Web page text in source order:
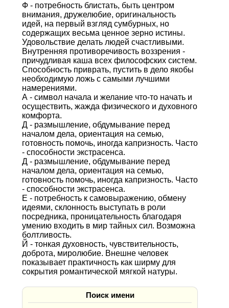
Ф - потребность блистать, быть центром
внимания, дружелюбие, оригинальность
идей, на первый взгляд сумбурных, но
содержащих весьма ценное зерно истины.
Удовольствие делать людей счастливыми.
Внутренняя противоречивость воззрения -
причудливая каша всех философских систем.
Способность приврать, пустить в дело якобы
необходимую ложь с самыми лучшими
намерениями.
А - символ начала и желание что-то начать и
осуществить, жажда физического и духовного
комфорта.
Д - размышление, обдумывание перед
началом дела, ориентация на семью,
готовность помочь, иногда капризность. Часто
- способности экстрасенса.
Д - размышление, обдумывание перед
началом дела, ориентация на семью,
готовность помочь, иногда капризность. Часто
- способности экстрасенса.
Е - потребность к самовыражению, обмену
идеями, склонность выступать в роли
посредника, проницательность благодаря
умению входить в мир тайных сил. Возможна
болтливость.
Й - тонкая духовность, чувствительность,
доброта, миролюбие. Внешне человек
показывает практичность как ширму для
сокрытия романтической мягкой натуры.
Поиск имени